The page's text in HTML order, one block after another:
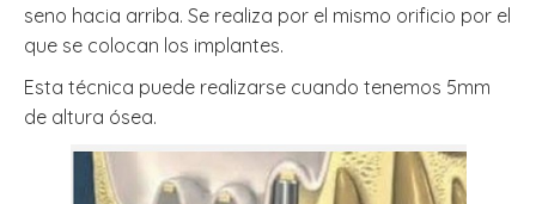
seno hacia arriba. Se realiza por el mismo orificio por el
que se colocan los implantes.
Esta técnica puede realizarse cuando tenemos 5mm
de altura ósea.